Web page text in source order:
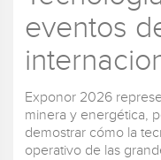
eventos
Exponor 2026
minera y energética,
demostrar cómo la
operativo de las